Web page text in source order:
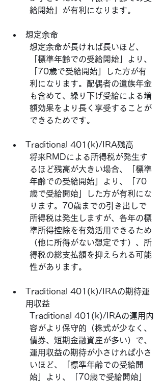
給開始」が有利になります。
想定余命
想定余命が長ければ長いほど、
「標準年齢での受給開始」より、
「70歳で受給開始」した方が有
利になります。配偶者の遺族年金
も含めて、繰り下げ受給による増
額効果をより長く享受することが
できるためです。
Traditional 401(k)/IRA残高
将来RMDによる所得税が発生す
るほど残高が大きい場合、「標準
年齢での受給開始」より、「70
歳で受給開始」した方が有利にな
ります。70歳までの引き出しで
所得税は発生しますが、各年の標
準所得控除を有効活用できるため
（他に所得がない想定です）、所
得税の総支払額を抑えられる可能
性があります。
Traditional 401(k)/IRAの期待運
用収益
Traditional 401(k)/IRAの運用内
容がより保守的（株式が少なく、
債券、短期金融資産が多い）で、
運用収益の期待が小さければ小さ
いほど、「標準年齢での受給開
始」より、「70歳で受給開始」